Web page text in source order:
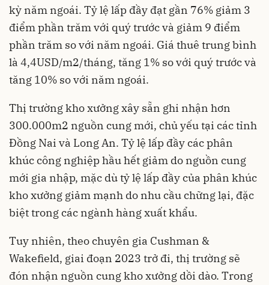
kỳ năm ngoái. Tỷ lệ lấp đầy đạt gần 76% giảm 3
điểm phần trăm với quý trước và giảm 9 điểm
phần trăm so với năm ngoái. Giá thuê trung bình
là 4,4USD/m2/tháng, tăng 1% so với quý trước và
tăng 10% so với năm ngoái.
Thị trường kho xưởng xây sẵn ghi nhận hơn
300.000m2 nguồn cung mới, chủ yếu tại các tỉnh
Đồng Nai và Long An. Tỷ lệ lấp đầy các phân
khúccông nghiệphầu hết giảm do nguồn cung
mới gia nhập, mặc dù tỷ lệ lấp đầy của phân khúc
kho xưởng giảm mạnh do nhu cầu chững lại, đặc
biệt trong các ngành hàng xuất khẩu.
Tuy nhiên, theo chuyên gia Cushman &
Wakefield, giai đoạn 2023 trở đi, thị trường sẽ
đón nhận nguồn cung kho xưởng dồi dào. Trong